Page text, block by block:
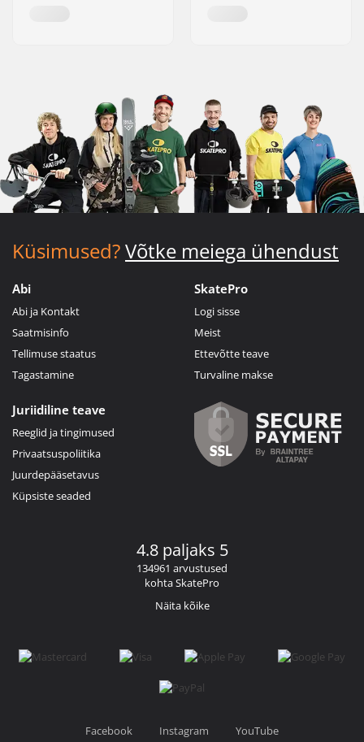
Küsimused?Võtke meiega ühendust
Abi
Abi ja Kontakt
Saatmisinfo
Tellimuse staatus
Tagastamine
SkatePro
Logi sisse
Meist
Ettevõtte teave
Turvaline makse
Juriidiline teave
Reeglid ja tingimused
Privaatsuspoliitika
Juurdepääsetavus
Küpsiste seaded
4.8 paljaks 5
134961 arvustused
kohta SkatePro
Näita kõike
Facebook Instagram YouTube